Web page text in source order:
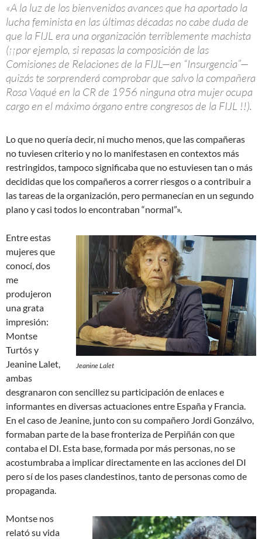
«A la luz de los bienvenidos avances que ha aportado la
lucha feminista en las últimas décadas no cabe duda de
que la FIJL era una organización terriblemente machista
(¡¡por ejemplo, si repasas la composición de las
Comisiones de Relaciones de la FIJL—en “Insurgencia”—
quizás te sorprenderá comprobar que salvo la compañera
Rosa Vaqué en la CR de 1956 ninguna otra mujer ocupa
cargo en el máximo órgano entre congresos de la FIJL !!).
Lo que no quería decir, ni mucho menos, que las compañeras
no tuviesen criterio y no lo manifestasen en contextos más
restringidos, tampoco significaba que no estuviesen tan o más
decididas que los compañeros a correr riesgos o a contribuir a
las tareas de la organización, pero permanecían en un segundo
plano y casi todos lo encontraban “normal”».
Jeanine Lalet
Entre estas
mujeres que
conocí, dos
me
produjeron
una grata
impresión:
Montse
Turtós y
Jeanine Lalet,
ambas
desgranaron con sencillez su participación de enlaces e
informantes en diversas actuaciones entre España y Francia.
En el caso de Jeanine, junto con su compañero Jordi Gonzálvo,
formaban parte de la base fronteriza de Perpiñán con que
contaba el DI. Esta base, formada por más personas, no se
acostumbraba a implicar directamente en las acciones del DI
pero sí de los pases clandestinos, tanto de personas como de
propaganda.
Montse nos
relató su vida